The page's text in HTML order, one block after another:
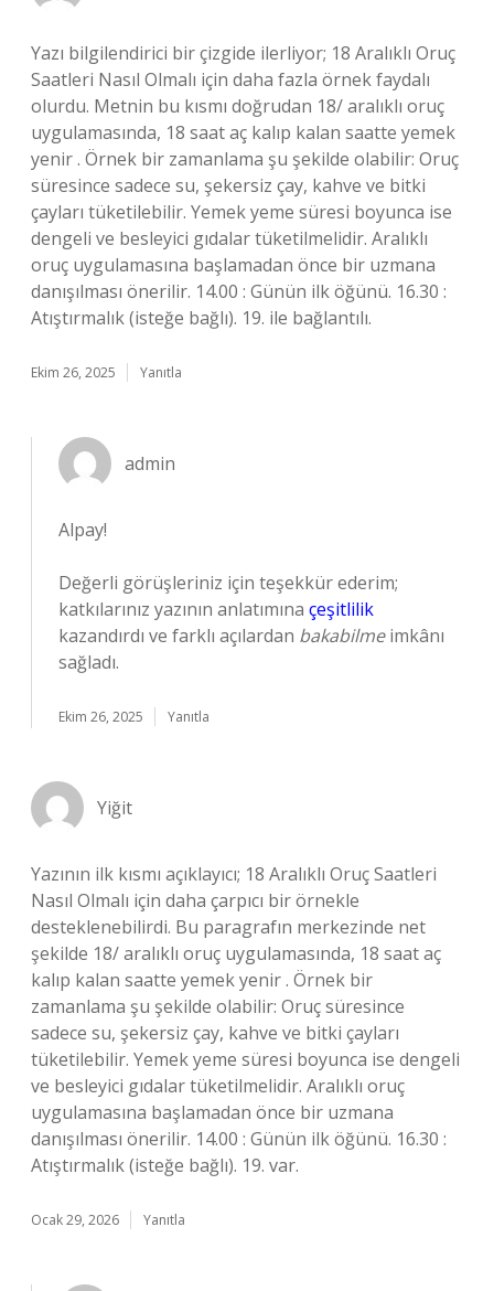
Yazı bilgilendirici bir çizgide ilerliyor; 18 Aralıklı Oruç
Saatleri Nasıl Olmalı için daha fazla örnek faydalı
olurdu. Metnin bu kısmı doğrudan 18/ aralıklı oruç
uygulamasında, 18 saat aç kalıp kalan saatte yemek
yenir . Örnek bir zamanlama şu şekilde olabilir: Oruç
süresince sadece su, şekersiz çay, kahve ve bitki
çayları tüketilebilir. Yemek yeme süresi boyunca ise
dengeli ve besleyici gıdalar tüketilmelidir. Aralıklı
oruç uygulamasına başlamadan önce bir uzmana
danışılması önerilir. 14.00 : Günün ilk öğünü. 16.30 :
Atıştırmalık (isteğe bağlı). 19. ile bağlantılı.
Ekim 26, 2025 Yanıtla
admin
Alpay!
Değerli görüşleriniz için teşekkür ederim;
katkılarınız yazının anlatımına çeşitlilik
kazandırdı ve farklı açılardan bakabilmeimkânı
sağladı.
Ekim 26, 2025 Yanıtla
Yiğit
Yazının ilk kısmı açıklayıcı; 18 Aralıklı Oruç Saatleri
Nasıl Olmalı için daha çarpıcı bir örnekle
desteklenebilirdi. Bu paragrafın merkezinde net
şekilde 18/ aralıklı oruç uygulamasında, 18 saat aç
kalıp kalan saatte yemek yenir . Örnek bir
zamanlama şu şekilde olabilir: Oruç süresince
sadece su, şekersiz çay, kahve ve bitki çayları
tüketilebilir. Yemek yeme süresi boyunca ise dengeli
ve besleyici gıdalar tüketilmelidir. Aralıklı oruç
uygulamasına başlamadan önce bir uzmana
danışılması önerilir. 14.00 : Günün ilk öğünü. 16.30 :
Atıştırmalık (isteğe bağlı). 19. var.
Ocak 29, 2026 Yanıtla